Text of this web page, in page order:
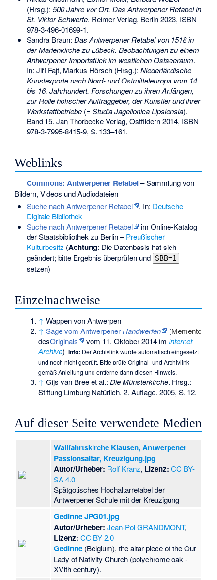
(Hrsg.): 500 Jahre vor Ort. Das Antwerpener Retabel in
St. Viktor Schwerte. Reimer Verlag, Berlin 2023, ISBN
978-3-496-01699-1.
Sandra Braun: Das Antwerpener Retabel von 1518 in
der Marienkirche zu Lübeck. Beobachtungen zu einem
Antwerpener Importstück im westlichen Ostseeraum.
In: Jiří Fajt, Markus Hörsch (Hrsg.): Niederländische
Kunstexporte nach Nord- und Ostmitteleuropa vom 14.
bis 16. Jahrhundert. Forschungen zu ihren Anfängen,
zur Rolle höfischer Auftraggeber, der Künstler und ihrer
Werkstattbetriebe(= Studia Jagellonica Lipsiensia).
Band 15. Jan Thorbecke Verlag, Ostfildern 2014, ISBN
978-3-7995-8415-9, S. 133–161.
Weblinks
Commons: Antwerpener Retabel– Sammlung von
Bildern, Videos und Audiodateien
Suche nach Antwerpener Retabel
. In: Deutsche
Digitale Bibliothek
Suche nach Antwerpener Retabel
im Online-Katalog
der Staatsbibliothek zu Berlin –Preußischer
Kulturbesitz (Achtung: Die Datenbasis hat sich
geändert; bitte Ergebnis überprüfen und SBB=1
setzen)
Einzelnachweise
↑ Wappen von Antwerpen
↑ Sage vom AntwerpenerHandwerfen (Memento
desOriginals vom 11. Oktober 2014 im Internet
Archive) Info: Der Archivlink wurde automatisch eingesetzt
und noch nicht geprüft. Bitte prüfe Original- und Archivlink
gemäßAnleitung und entferne dann diesen Hinweis.
↑ Gijs van Bree et al.:Die Münsterkirche. Hrsg.:
Stiftung Limburg Natürlich. 2. Auflage. 2005,S. 12.
Auf dieser Seite verwendete Medien
Wallfahrtskirche Klausen, Antwerpener
Passionsaltar, Kreuzigung.jpg
Autor/Urheber: Rolf Kranz, Lizenz: CC BY-
SA 4.0
Spätgotisches Hochaltarretabel der
Antwerpener Schule mit der Kreuzigung
Gedinne JPG01.jpg
Autor/Urheber: Jean-Pol GRANDMONT,
Lizenz: CC BY 2.0
Gedinne (Belgium), the altar piece of the Our
Lady of Nativity Church (polychrome oak -
XVIth century).